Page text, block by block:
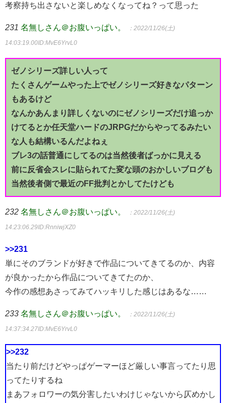
考察持ち出さないと楽しめなくなってね？って思った
231 名無しさん＠お腹いっぱい。 ：2022/11/26(土)
14:03:19.00ID:MvE6YrvL0
ゼノシリーズ詳しい人って
たくさんゲームやった上でゼノシリーズ好きなパターン
もあるけど
なんかあんまり詳しくないのにゼノシリーズだけ追っか
けてるとか任天堂ハードのJRPGだからやってるみたい
な人も結構いるんだよねぇ
ブレ3の話普通にしてるのは当然後者ばっかに見える
前に反省会スレに貼られてた変な頭のおかしいブログも
当然後者側で最近のFF批判とかしてたけども
232 名無しさん＠お腹いっぱい。 ：2022/11/26(土)
14:23:06.29ID:RnniwjXZ0
>>231
単にそのブランドが好きで作品についてきてるのか、内容
が良かったから作品についてきてたのか、
今作の感想あさってみてハッキリした感じはあるな……
233 名無しさん＠お腹いっぱい。 ：2022/11/26(土)
14:37:34.27ID:MvE6YrvL0
>>232
当たり前だけどやっぱゲーマーほど厳しい事言ってたり思
ってたりするね
まあフォロワーの気分害したいわけじゃないから仄めかし